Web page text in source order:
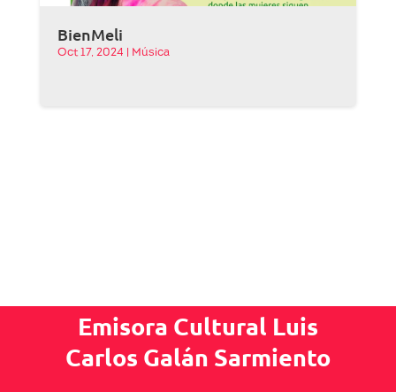
BienMeli
Oct 17, 2024 Música
Emisora Cultural Luis
Carlos Galán Sarmiento